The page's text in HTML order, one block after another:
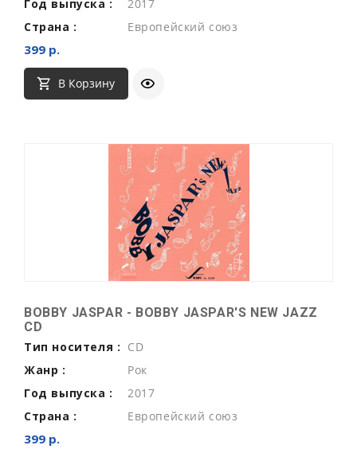
Год выпуска :
2017
Страна :
Европейский союз
399 р.
В Корзину
BOBBY JASPAR - BOBBY JASPAR'S NEW JAZZ
CD
Тип носителя : CD
Жанр :
Рок
Год выпуска :
2017
Страна :
Европейский союз
399 р.